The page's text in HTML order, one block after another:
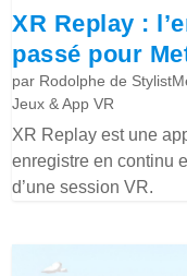
XR Replay :
passé pour
par Rodolphe de
Jeux & App VR
XR Replay est une
enregistre en continu
d’une session VR.